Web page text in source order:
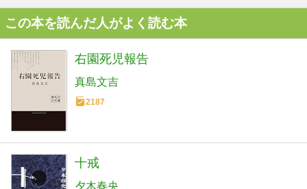
この本を読んだ人がよく読む本
右園死児報告
真島文吉
2187
十戒
夕木春央